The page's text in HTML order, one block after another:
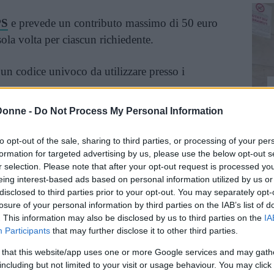
- Do Not Process My Personal Information
opt-out of the sale, sharing to third parties, or processing of your
for targeted advertising by us, please use the below opt-out
selection. Please note that after your opt-out request is processed
interest-based ads based on personal information utilized by us
to third parties prior to your opt-out. You may separately
of your personal information by third parties on the IAB’s list of
This information may also be disclosed by us to third parties on the
Participants that may further disclose it to other third parties.
that this website/app uses one or more Google services and may
but not limited to your visit or usage behaviour. You may
e prevede un contributo massimo di 50 euro
volta per ciascun richiedente.
codice univoco da utilizzare presso i
della domanda deve essere effettuata
il beneficio decade.
2025: a chi è rivolto
le persone residenti in Italia che:
a 50.000 euro;